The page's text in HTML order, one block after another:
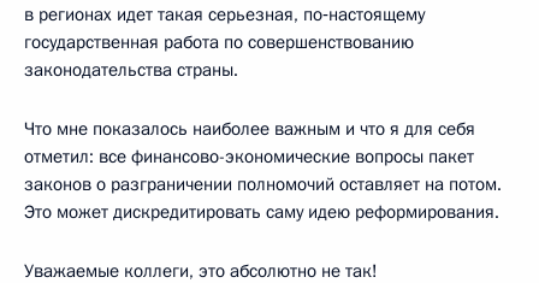
в регионах идет такая серьезная, по‑настоящему
государственная работа по совершенствованию
законодательства страны.
Что мне показалось наиболее важным и что я для себя
отметил: все финансово-экономические вопросы пакет
законов о разграничении полномочий оставляет на потом.
Это может дискредитировать саму идею реформирования.
Уважаемые коллеги, это абсолютно не так!